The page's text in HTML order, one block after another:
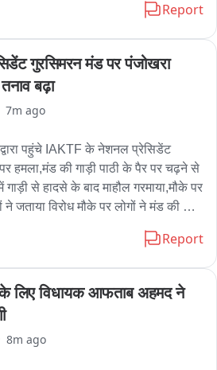
और वृक्षों की सरकारी पर अवैध कब्जा कर
को नष्ट कर झील और तालाबों की सरकारी
ली। प्रशासन की कार्रवाई से अवैध
Report
गुरसिमरन मंड पर पंजोखरा
बढ़ा
7m ago
पहुंचे IAKTF के नेशनल प्रेसिडेंट
हमला,मंड की गाड़ी पाठी के पैर पर चढ़ने से
गाड़ी से हादसे के बाद माहौल गरमाया,मौके पर
जताया विरोध मौके पर लोगों ने मंड की गाड़ी
Report
लिए विधायक आफताब अहमद ने
8m ago